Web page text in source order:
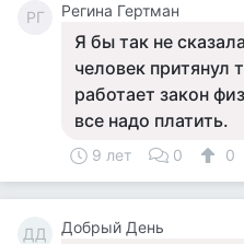
РГ Регина Гертман
Я бы так не
человек притянул
работает закон
все надо платить.
9 лет 0 0
ДД Добрый День